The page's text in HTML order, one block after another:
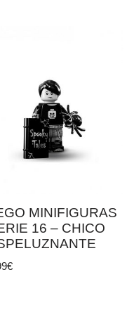
MINIFIGURAS
16 – CHICO
€